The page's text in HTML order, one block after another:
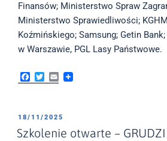
Finansów; Ministerstwo Spraw
Ministerstwo Sprawiedliwości;
Koźmińskiego; Samsung; Getin
w Warszawie, PGL Lasy Państwowe.
F
a
b
o
w
t
r
E
l
OPUBLIKOWANE
W
18/11/2025
Szkolenie otwarte –